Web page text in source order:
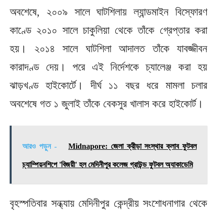
অবশেষে, ২০০৯ সালে ঘাটশিলায় ল্যান্ডমাইন বিস্ফোরণ
কাণ্ডে ২০১০ সালে চাকুলিয়া থেকে তাঁকে গ্রেপ্তার করা
হয়। ২০১৪ সালে ঘাটশিলা আদালত তাঁকে যাবজ্জীবন
কারাদণ্ড দেয়। পরে এই নির্দেশকে চ্যালেঞ্জ করা হয়
ঝাড়খণ্ড হাইকোর্টে। দীর্ঘ ১১ বছর ধরে মামলা চলার
অবশেষে গত ১ জুলাই তাঁকে বেকসুর খালাস করে হাইকোর্ট।
আরও পড়ুন - Midnapore: জেলা ক্রীড়া সংস্থার ক্লাব ফুটবল
চ্যাম্পিয়নশিপে 'বিজয়ী' হল মেদিনীপুর কলেজ গ্রাউন্ড ফুটবল অ্যাকাডেমি
বৃহস্পতিবার সন্ধ্যায় মেদিনীপুর কেন্দ্রীয় সংশোধনাগার থেকে